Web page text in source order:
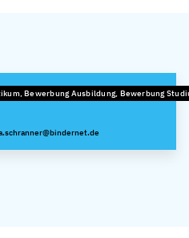
Bewerbung Ausbildung, Bewerbung